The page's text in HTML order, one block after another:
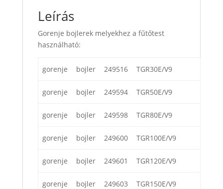
Leírás
Gorenje bojlerek melyekhez a fűtőtest
használható:
gorenje bojler 249516 TGR30E/V9
gorenje bojler 249594 TGR50E/V9
gorenje bojler 249598 TGR80E/V9
gorenje bojler 249600 TGR100E/V9
gorenje bojler 249601 TGR120E/V9
gorenje bojler 249603 TGR150E/V9